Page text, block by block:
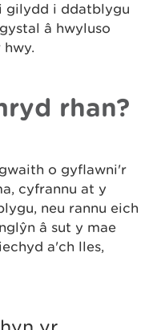
gilydd i ddatblygu
â hwyluso
rhan?
o gyflawni'r
cyfrannu at y
neu rannu eich
â sut y mae
a'ch lles,